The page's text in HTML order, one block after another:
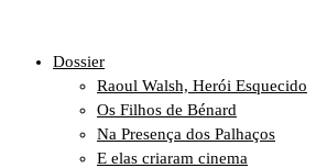
Dossier
Raoul Walsh, Herói Esquecido
Os Filhos de Bénard
Na Presença dos Palhaços
E elas criaram cinema